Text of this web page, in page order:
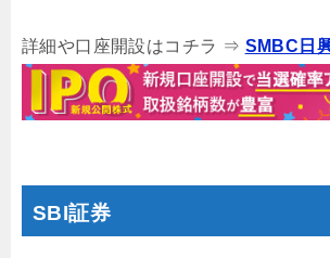
詳細や口座開設はコチラ ⇒ SMBC日
SBI証券